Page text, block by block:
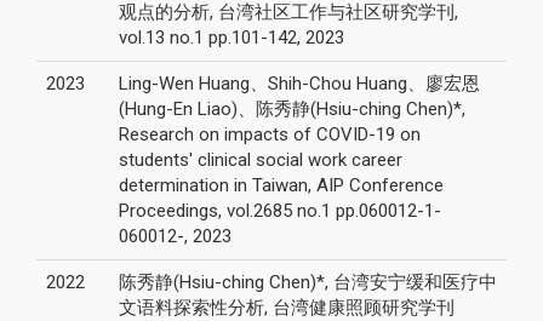
观点的分析, 台湾社区工作与社区研究学刊,
vol.13 no.1 pp.101-142, 2023
2023
Ling-Wen Huang、Shih-Chou Huang、廖宏恩
(Hung-En Liao)、陈秀静(Hsiu-ching Chen)*,
Research on impacts of COVID-19 on
students' clinical social work career
determination in Taiwan, AIP Conference
Proceedings, vol.2685 no.1 pp.060012-1-
060012-, 2023
2022
陈秀静(Hsiu-ching Chen)*, 台湾安宁缓和医疗中
文语料探索性分析, 台湾健康照顾研究学刊